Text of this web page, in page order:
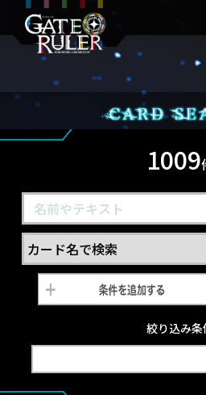
1009
絞り込み条